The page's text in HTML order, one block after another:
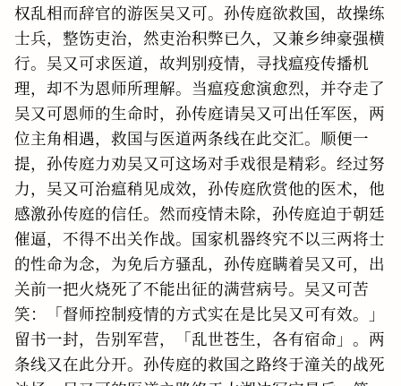
权乱相而辞官的游医吴又可。孙传庭欲救国，故操练
士兵，整饬吏治，然吏治积弊已久，又兼乡绅豪强横
行。吴又可求医道，故判别疫情，寻找瘟疫传播机
理，却不为恩师所理解。当瘟疫愈演愈烈，并夺走了
吴又可恩师的生命时，孙传庭请吴又可出任军医，两
位主角相遇，救国与医道两条线在此交汇。顺便一
提，孙传庭力劝吴又可这场对手戏很是精彩。经过努
力，吴又可治瘟稍见成效，孙传庭欣赏他的医术，他
感激孙传庭的信任。然而疫情未除，孙传庭迫于朝廷
催逼，不得不出关作战。国家机器终究不以三两将士
的性命为念，为免后方骚乱，孙传庭瞒着吴又可，出
关前一把火烧死了不能出征的满营病号。吴又可苦
笑：「督师控制疫情的方式实在是比吴又可有效。」
留书一封，告别军营，「乱世苍生，各有宿命」。两
条线又在此分开。孙传庭的救国之路终于潼关的战死